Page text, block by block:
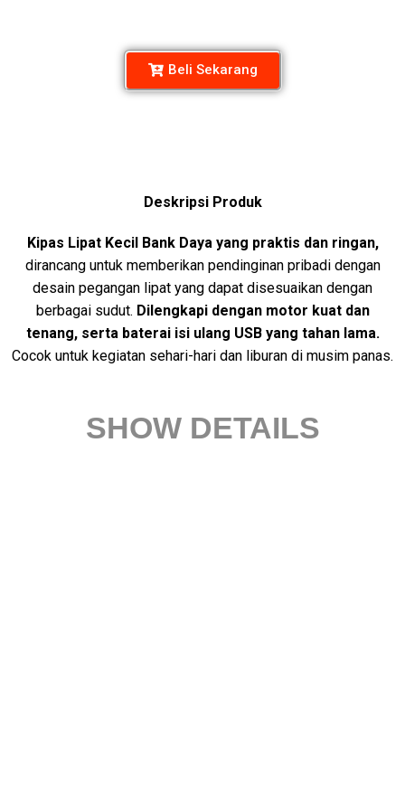
Beli Sekarang
Deskripsi Produk
Kipas Lipat Kecil Bank Daya yang praktis dan ringan,
dirancang untuk memberikan pendinginan pribadi dengan
desain pegangan lipat yang dapat disesuaikan dengan
berbagai sudut. Dilengkapi dengan motor kuat dan
tenang, serta baterai isi ulang USB yang tahan lama.
Cocok untuk kegiatan sehari-hari dan liburan di musim panas.
SHOW DETAILS